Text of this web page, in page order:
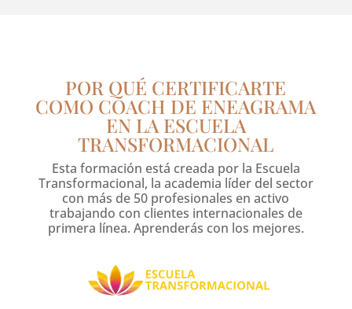
POR QUÉ CERTIFICARTE
COMO COACH DE ENEAGRAMA
EN LA ESCUELA
TRANSFORMACIONAL
Esta formación está creada por la Escuela
Transformacional, la academia líder del sector
con más de 50 profesionales en activo
trabajando con clientes internacionales de
primera línea. Aprenderás con los mejores.